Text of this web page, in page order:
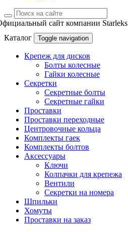
сайт компании Starleks
Каталог
Toggle navigation
Крепеж для дисков
Болты колесные
Гайки колесные
Секретки
Секретные болты
Секретные гайки
Проставки
Проставки переходные
Центровочные кольца
Комплекты гаек
Комплекты болтов
Аксессуары
Ключи
Колпачки для крепежа
Вентили
Секретки на номера
Шпильки
Хомуты
Проставки на заказ